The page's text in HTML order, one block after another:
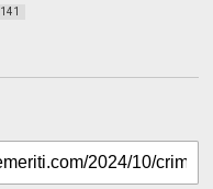
141